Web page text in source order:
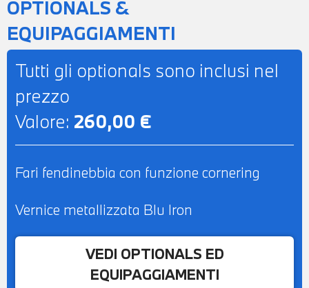
OPTIONALS &
EQUIPAGGIAMENTI
Tutti gli optionals sono inclusi nel
prezzo
Valore: 260,00 €
Fari fendinebbia con funzione cornering
Vernice metallizzata Blu Iron
VEDI OPTIONALS ED
EQUIPAGGIAMENTI